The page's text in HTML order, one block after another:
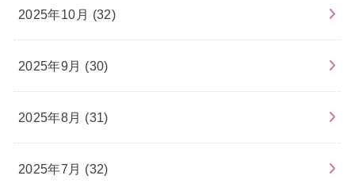
2025年10月 (32)
2025年9月 (30)
2025年8月 (31)
2025年7月 (32)